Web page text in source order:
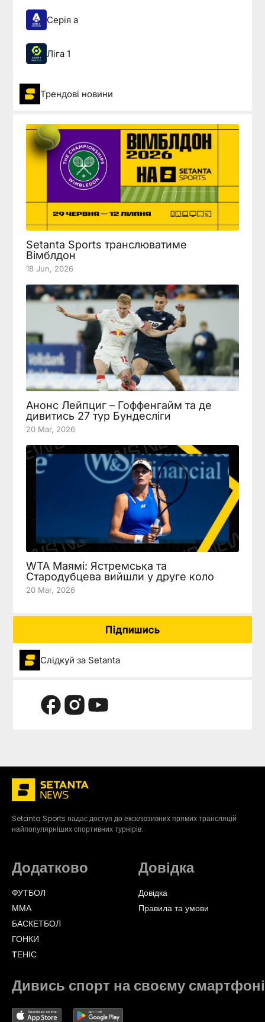
Серія а
Ліга 1
Трендові новини
Setanta Sports транслюватиме
Вімблдон
18 Jun, 2026
Анонс Лейпциг – Гоффенгайм та де
дивитись 27 тур Бундесліги
20 Mar, 2026
WTA Маямі: Ястремська та
Стародубцева вийшли у друге коло
20 Mar, 2026
Підпишись
Слідкуй за Setanta
Setanta Sports надає доступ до ексклюзивних прямих трансляцій
найпопулярніших спортивних турнірів.
Додатково
ФУТБОЛ
ММА
БАСКЕТБОЛ
ГОНКИ
TЕНІС
Довідка
Довідка
Правила та умови
Дивись спорт на своєму смартфоні